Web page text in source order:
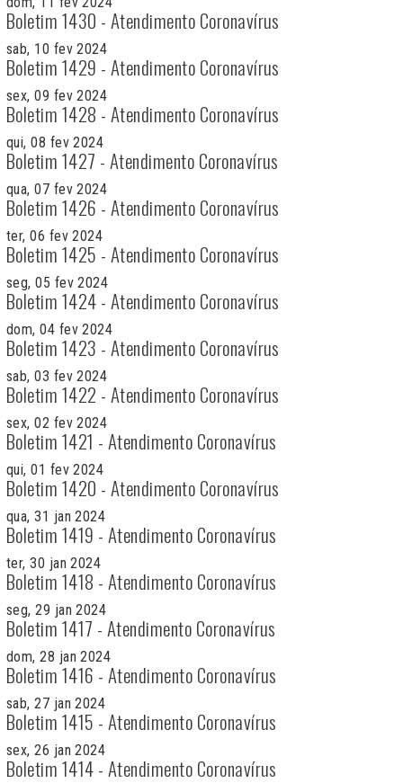
Boletim 1430 - Atendimento Coronavírus
sab, 10 fev 2024
Boletim 1429 - Atendimento Coronavírus
sex, 09 fev 2024
Boletim 1428 - Atendimento Coronavírus
qui, 08 fev 2024
Boletim 1427 - Atendimento Coronavírus
qua, 07 fev 2024
Boletim 1426 - Atendimento Coronavírus
ter, 06 fev 2024
Boletim 1425 - Atendimento Coronavírus
seg, 05 fev 2024
Boletim 1424 - Atendimento Coronavírus
dom, 04 fev 2024
Boletim 1423 - Atendimento Coronavírus
sab, 03 fev 2024
Boletim 1422 - Atendimento Coronavírus
sex, 02 fev 2024
Boletim 1421 - Atendimento Coronavírus
qui, 01 fev 2024
Boletim 1420 - Atendimento Coronavírus
qua, 31 jan 2024
Boletim 1419 - Atendimento Coronavírus
ter, 30 jan 2024
Boletim 1418 - Atendimento Coronavírus
seg, 29 jan 2024
Boletim 1417 - Atendimento Coronavírus
dom, 28 jan 2024
Boletim 1416 - Atendimento Coronavírus
sab, 27 jan 2024
Boletim 1415 - Atendimento Coronavírus
sex, 26 jan 2024
Boletim 1414 - Atendimento Coronavírus